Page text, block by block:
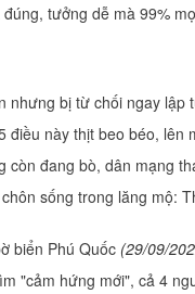
tưởng dễ mà 99%
nhưng bị từ chối ngay lập
điều này thịt beo béo, lên
còn đang bò, dân mạng
sống trong lăng mộ:
biển Phú Quốc (29/09/
"cảm hứng mới", cả 4